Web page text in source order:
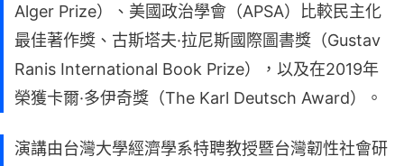
Alger Prize）、美國政治學會（APSA）比較民主化
最佳著作獎、古斯塔夫·拉尼斯國際圖書獎（Gustav
Ranis International Book Prize），以及在2019年
榮獲卡爾·多伊奇獎（The Karl Deutsch Award）。
演講由台灣大學經濟學系特聘教授暨台灣韌性社會研